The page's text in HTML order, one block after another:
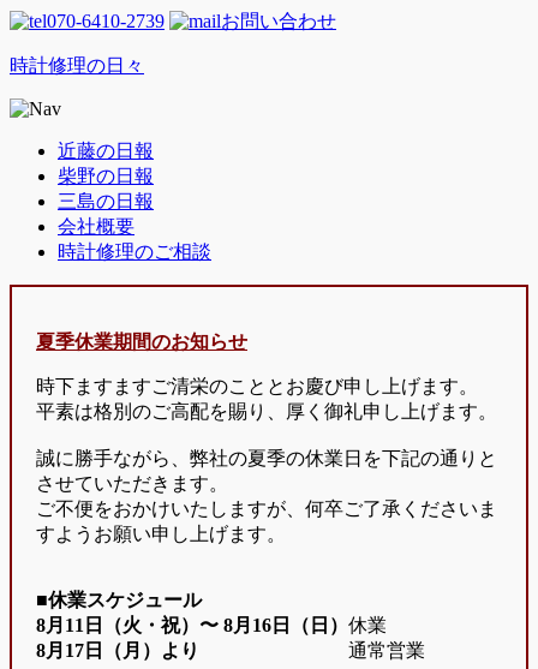
070-6410-2739 お問い合わせ
時計修理の日々
近藤の日報
柴野の日報
三島の日報
会社概要
時計修理のご相談
夏季休業期間のお知らせ
時下ますますご清栄のこととお慶び申し上げます。
平素は格別のご高配を賜り、厚く御礼申し上げます。
誠に勝手ながら、弊社の夏季の休業日を下記の通りと
させていただきます。
ご不便をおかけいたしますが、何卒ご了承くださいま
すようお願い申し上げます。
■休業スケジュール
8月11日（火・祝）〜 8月16日（日） 休業
8月17日（月）より
通常営業